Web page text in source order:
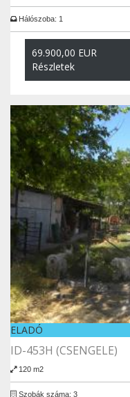
Hálószoba: 1
69.900,00 EUR
Részletek
ELADÓ
ID-453H (CSENGELE)
120 m2
Szobák száma: 3